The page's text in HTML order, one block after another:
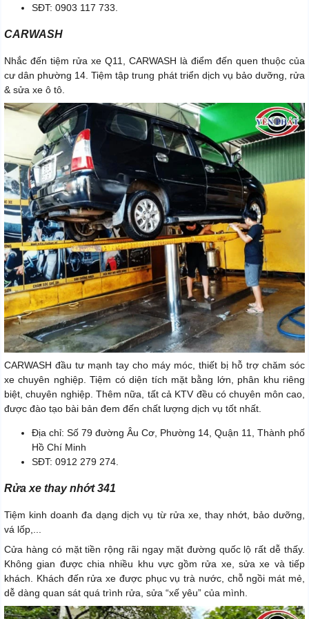
SĐT: 0903 117 733.
CARWASH
Nhắc đến tiệm rửa xe Q11, CARWASH là điểm đến quen thuộc của
cư dân phường 14. Tiệm tập trung phát triển dịch vụ bảo dưỡng, rửa
& sửa xe ô tô.
CARWASH đầu tư mạnh tay cho máy móc, thiết bị hỗ trợ chăm sóc
xe chuyên nghiệp. Tiệm có diện tích mặt bằng lớn, phân khu riêng
biệt, chuyên nghiệp. Thêm nữa, tất cả KTV đều có chuyên môn cao,
được đào tạo bài bản đem đến chất lượng dịch vụ tốt nhất.
Địa chỉ: Số 79 đường Âu Cơ, Phường 14, Quận 11, Thành phố
Hồ Chí Minh
SĐT: 0912 279 274.
Rửa xe thay nhớt 341
Tiệm kinh doanh đa dạng dịch vụ từ rửa xe, thay nhớt, bảo dưỡng,
vá lốp,...
Cửa hàng có mặt tiền rộng rãi ngay mặt đường quốc lộ rất dễ thấy.
Không gian được chia nhiều khu vực gồm rửa xe, sửa xe và tiếp
khách. Khách đến rửa xe được phục vụ trà nước, chỗ ngồi mát mẻ,
dễ dàng quan sát quá trình rửa, sửa “xế yêu” của mình.